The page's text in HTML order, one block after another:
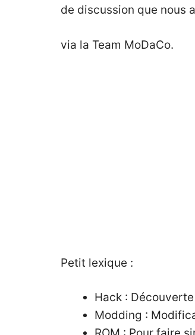
de discussion que nous
via la Team MoDaCo.
Petit lexique :
Hack :
Modding :